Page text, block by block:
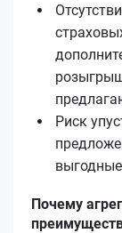
Риск
Почему